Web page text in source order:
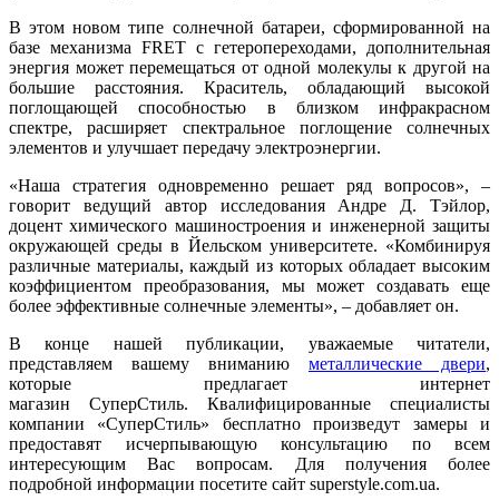
В этом новом типе солнечной батареи, сформированной на
базе механизма FRET с гетеропереходами, дополнительная
энергия может перемещаться от одной молекулы к другой на
большие расстояния. Краситель, обладающий высокой
поглощающей способностью в близком инфракрасном
спектре, расширяет спектральное поглощение солнечных
элементов и улучшает передачу электроэнергии.
«Наша стратегия одновременно решает ряд вопросов», –
говорит ведущий автор исследования Андре Д. Тэйлор,
доцент химического машиностроения и инженерной защиты
окружающей среды в Йельском университете. «Комбинируя
различные материалы, каждый из которых обладает высоким
коэффициентом преобразования, мы может создавать еще
более эффективные солнечные элементы», – добавляет он.
В конце нашей публикации, уважаемые читатели,
представляем вашему вниманию металлические двери,
которые предлагает интернет
магазин СуперСтиль. Квалифицированные специалисты
компании «СуперСтиль» бесплатно произведут замеры и
предоставят исчерпывающую консультацию по всем
интересующим Вас вопросам. Для получения более
подробной информации посетите сайт superstyle.com.ua.